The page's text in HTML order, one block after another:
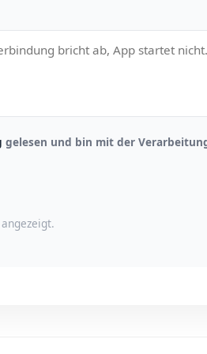
gelesen und bin mit der